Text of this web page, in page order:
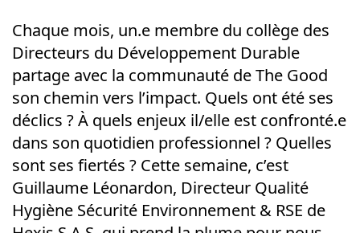
Chaque mois, un.e membre du collège des
Directeurs du Développement Durable
partage avec la communauté de The Good
son chemin vers l’impact. Quels ont été ses
déclics ? À quels enjeux il/elle est confronté.e
dans son quotidien professionnel ? Quelles
sont ses fiertés ? Cette semaine, c’est
Guillaume Léonardon, Directeur Qualité
Hygiène Sécurité Environnement & RSE de